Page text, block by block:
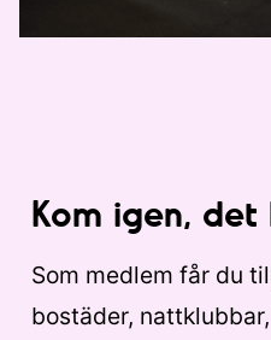
Kom igen,
Som medlem får du
bostäder,